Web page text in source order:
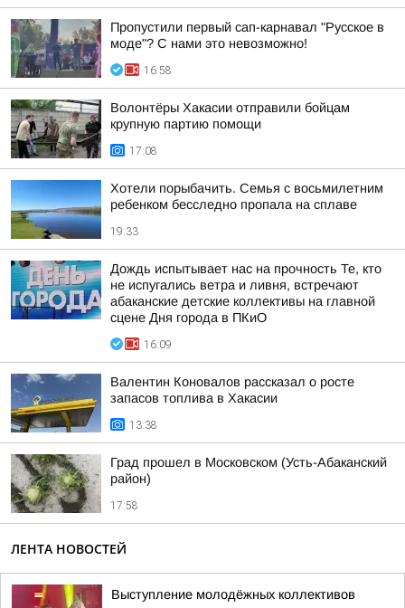
Пропустили первый сап-карнавал "Русское в
моде"? С нами это невозможно!
16:58
Волонтёры Хакасии отправили бойцам
крупную партию помощи
17:08
Хотели порыбачить. Семья с восьмилетним
ребенком бесследно пропала на сплаве
19:33
Дождь испытывает нас на прочность Те, кто
не испугались ветра и ливня, встречают
абаканские детские коллективы на главной
сцене Дня города в ПКиО
16:09
Валентин Коновалов рассказал о росте
запасов топлива в Хакасии
13:38
Град прошел в Московском (Усть-Абаканский
район)
17:58
ЛЕНТА НОВОСТЕЙ
Выступление молодёжных коллективов